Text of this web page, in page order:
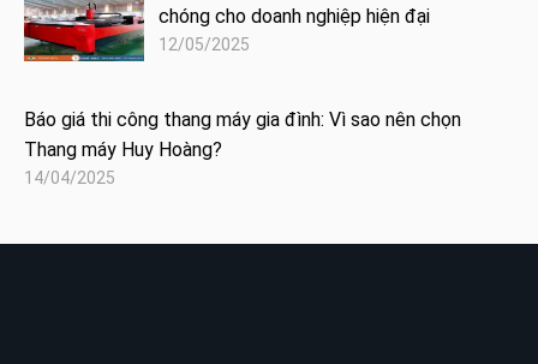
chóng cho doanh nghiệp hiện đại
12/05/2025
Báo giá thi công thang máy gia đình: Vì sao nên chọn
Thang máy Huy Hoàng?
14/04/2025